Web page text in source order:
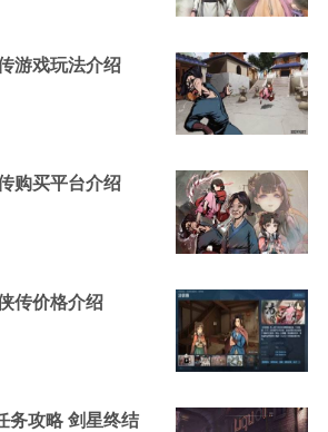
游戏玩法介绍
购买平台介绍
传价格介绍
务攻略 剑星终结